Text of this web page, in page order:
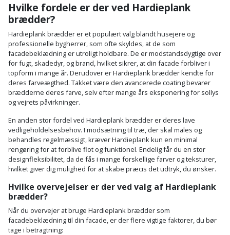
Hvilke fordele er der ved Hardieplank
brædder?
Hardieplank brædder er et populært valg blandt husejere og
professionelle bygherrer, som ofte skyldes, at de som
facadebeklædning er utroligt holdbare. De er modstandsdygtige over
for fugt, skadedyr, og brand, hvilket sikrer, at din facade forbliver i
topform i mange år. Derudover er Hardieplank brædder kendte for
deres farveægthed. Takket være den avancerede coating bevarer
brædderne deres farve, selv efter mange års eksponering for sollys
og vejrets påvirkninger.
En anden stor fordel ved Hardieplank brædder er deres lave
vedligeholdelsesbehov. I modsætning til træ, der skal males og
behandles regelmæssigt, kræver Hardieplank kun en minimal
rengøring for at forblive flot og funktionel. Endelig får du en stor
designfleksibilitet, da de fås i mange forskellige farver og teksturer,
hvilket giver dig mulighed for at skabe præcis det udtryk, du ønsker.
Hvilke overvejelser er der ved valg af Hardieplank
brædder?
Når du overvejer at bruge Hardieplank brædder som
facadebeklædning til din facade, er der flere vigtige faktorer, du bør
tage i betragtning: